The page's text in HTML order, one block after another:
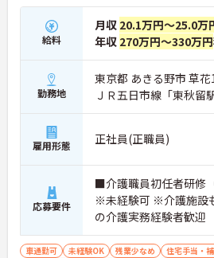
給料
月収 20.1万円～25.0万
年収 270万円～330万円
勤務地
東京都 あきる野市 草
ＪＲ五日市線「東秋留
雇用形態 正社員(正職員)
応募要件
■介護職員初任者研修
※未経験可 ※介護施設
の介護実務経験者歓迎
車通勤可 未経験OK 残業少なめ 住宅手当・